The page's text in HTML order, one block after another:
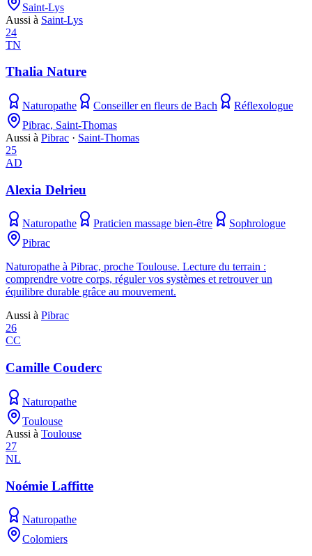
Saint-Lys
Aussi à Saint-Lys
24
TN
Thalia Nature
Naturopathe Conseiller en fleurs de Bach
Réflexologue
Pibrac, Saint-Thomas
Aussi à Pibrac · Saint-Thomas
25
AD
Alexia Delrieu
Naturopathe Praticien massage bien-être
Sophrologue
Pibrac
Naturopathe à Pibrac, proche Toulouse. Lecture du terrain :
comprendre votre corps, réguler vos systèmes et retrouver un
équilibre durable grâce au mouvement.
Aussi à Pibrac
26
CC
Camille Couderc
Naturopathe
Toulouse
Aussi à Toulouse
27
NL
Noémie Laffitte
Naturopathe
Colomiers